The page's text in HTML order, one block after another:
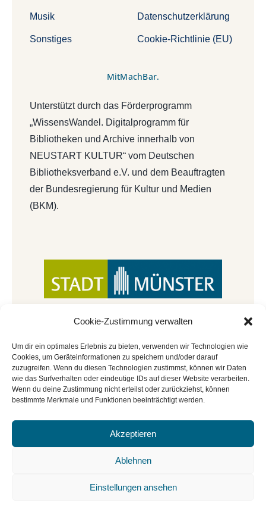
Cookie-Zustimmung verwalten
Um dir ein optimales Erlebnis zu bieten, verwenden wir Technologien wie
Cookies, um Geräteinformationen zu speichern und/oder darauf
zuzugreifen. Wenn du diesen Technologien zustimmst, können wir Daten
wie das Surfverhalten oder eindeutige IDs auf dieser Website verarbeiten.
Wenn du deine Zustimmung nicht erteilst oder zurückziehst, können
bestimmte Merkmale und Funktionen beeinträchtigt werden.
Akzeptieren
Ablehnen
Einstellungen ansehen
Musik
Sonstiges
Datenschutzerklärung
Cookie-Richtlinie (EU)
MitMachBar.
Unterstützt durch das Förderprogramm
„WissensWandel. Digitalprogramm für
Bibliotheken und Archive innerhalb von
NEUSTART KULTUR“ vom Deutschen
Bibliotheksverband e.V. und dem Beauftragten
der Bundesregierung für Kultur und Medien
(BKM).
© Copyright 2022 - 2026 | Mitmachbar der
Cookie-Richtlinie